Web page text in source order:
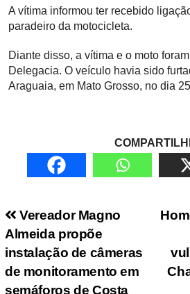
A vítima informou ter recebido
paradeiro da motocicleta.
Diante disso, a vítima e o moto
Delegacia. O veículo havia sido
Araguaia, em Mato Grosso, no dia
Navegação de
Vereador Magno
Almeida propõe
instalação de câmeras
de monitoramento em
semáforos de Costa